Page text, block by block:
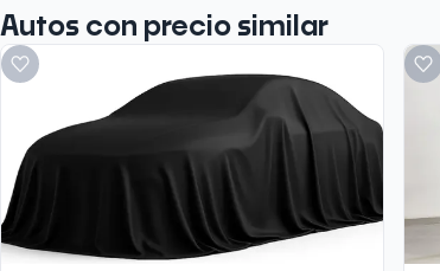
Autos con precio similar